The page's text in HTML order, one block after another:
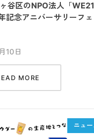
谷区のNPO法人「WE21
記念アニバーサリーフェ
10日
MORE